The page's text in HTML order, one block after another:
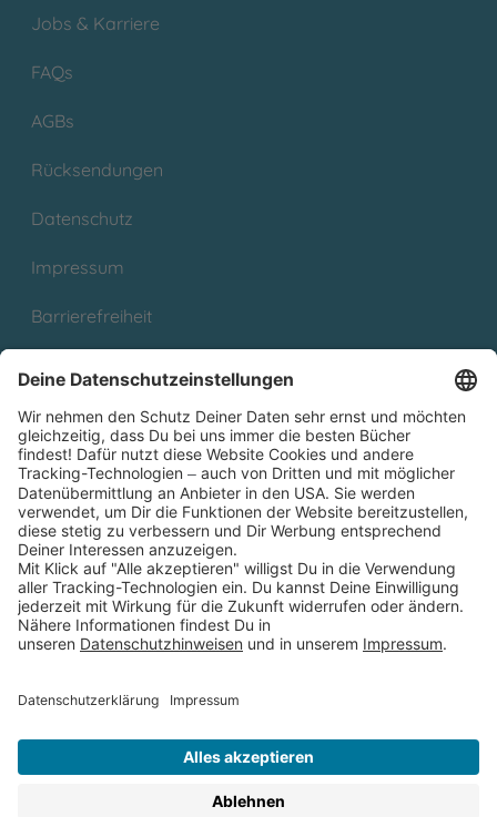
Jobs & Karriere
FAQs
AGBs
Rücksendungen
Datenschutz
Impressum
Barrierefreiheit
Partnerprogramm (Affiliate)
Folge uns auf
* Versandkostenfrei ab 9,00 € Bestellwert innerhalb
Deutschlands
** Lieferzeit 1-3 Werktage innerhalb Deutschlands
Thienemann-Esslinger Verlag GmbH, Blumenstraße 36, D-70182